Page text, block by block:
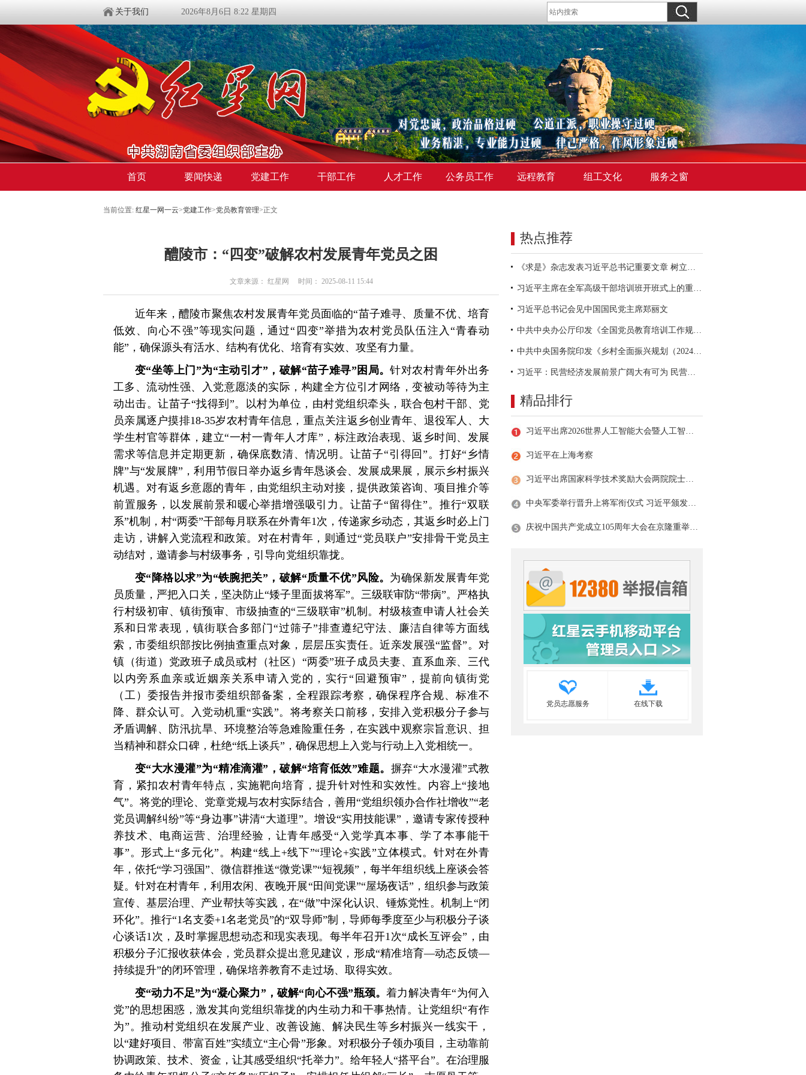
关于我们 2026年8月6日 8:22 星期四
首页 要闻快递 党建工作 干部工作 人才工作 公务员工作 远程教育 组工文化 服务之窗
当前位置: 红星一网一云>党建工作>党员教育管理>正文
醴陵市：“四变”破解农村发展青年党员之困
文章来源： 红星网 时间： 2025-08-11 15:44
近年来，醴陵市聚焦农村发展青年党员面临的“苗子难寻、质量不优、培育
低效、向心不强”等现实问题，通过“四变”举措为农村党员队伍注入“青春动
能”，确保源头有活水、结构有优化、培育有实效、攻坚有力量。
变“坐等上门”为“主动引才”，破解“苗子难寻”困局。针对农村青年外出务
工多、流动性强、入党意愿淡的实际，构建全方位引才网络，变被动等待为主
动出击。让苗子“找得到”。以村为单位，由村党组织牵头，联合包村干部、党
员亲属逐户摸排18-35岁农村青年信息，重点关注返乡创业青年、退役军人、大
学生村官等群体，建立“一村一青年人才库”，标注政治表现、返乡时间、发展
需求等信息并定期更新，确保底数清、情况明。让苗子“引得回”。打好“乡情
牌”与“发展牌”，利用节假日举办返乡青年恳谈会、发展成果展，展示乡村振兴
机遇。对有返乡意愿的青年，由党组织主动对接，提供政策咨询、项目推介等
前置服务，以发展前景和暖心举措增强吸引力。让苗子“留得住”。推行“双联
系”机制，村“两委”干部每月联系在外青年1次，传递家乡动态，其返乡时必上门
走访，讲解入党流程和政策。对在村青年，则通过“党员联户”安排骨干党员主
动结对，邀请参与村级事务，引导向党组织靠拢。
变“降格以求”为“铁腕把关”，破解“质量不优”风险。 为确保新发展青年党
员质量，严把入口关，坚决防止“矮子里面拔将军”。三级联审防“带病”。严格执
行村级初审、镇街预审、市级抽查的“三级联审”机制。村级核查申请人社会关
系和日常表现，镇街联合多部门“过筛子”排查遵纪守法、廉洁自律等方面线
索，市委组织部按比例抽查重点对象，层层压实责任。近亲发展强“监督”。对
镇（街道）党政班子成员或村（社区）“两委”班子成员夫妻、直系血亲、三代
以内旁系血亲或近姻亲关系申请入党的，实行“回避预审”，提前向镇街党
（工）委报告并报市委组织部备案，全程跟踪考察，确保程序合规、标准不
降、群众认可。入党动机重“实践”。将考察关口前移，安排入党积极分子参与
矛盾调解、防汛抗旱、环境整治等急难险重任务，在实践中观察宗旨意识、担
当精神和群众口碑，杜绝“纸上谈兵”，确保思想上入党与行动上入党相统一。
变“大水漫灌”为“精准滴灌”，破解“培育低效”难题。 摒弃“大水漫灌”式教
育，紧扣农村青年特点，实施靶向培育，提升针对性和实效性。内容上“接地
气”。将党的理论、党章党规与农村实际结合，善用“党组织领办合作社增收”“老
党员调解纠纷”等“身边事”讲清“大道理”。增设“实用技能课”，邀请专家传授种
养技术、电商运营、治理经验，让青年感受“入党学真本事、学了本事能干
事”。形式上“多元化”。构建“线上+线下”“理论+实践”立体模式。针对在外青
年，依托“学习强国”、微信群推送“微党课”“短视频”，每半年组织线上座谈会答
疑。针对在村青年，利用农闲、夜晚开展“田间党课”“屋场夜话”，组织参与政策
宣传、基层治理、产业帮扶等实践，在“做”中深化认识、锤炼党性。机制上“闭
环化”。推行“1名支委+1名老党员”的“双导师”制，导师每季度至少与积极分子谈
心谈话1次，及时掌握思想动态和现实表现。每半年召开1次“成长互评会”，由
积极分子汇报收获体会，党员群众提出意见建议，形成“精准培育—动态反馈—
持续提升”的闭环管理，确保培养教育不走过场、取得实效。
变“动力不足”为“凝心聚力”，破解“向心不强”瓶颈。着力解决青年“为何入
党”的思想困惑，激发其向党组织靠拢的内生动力和干事热情。让党组织“有作
为”。推动村党组织在发展产业、改善设施、解决民生等乡村振兴一线实干，
以“建好项目、带富百姓”实绩立“主心骨”形象。对积极分子领办项目，主动靠前
协调政策、技术、资金，让其感受组织“托举力”。给年轻人“搭平台”。在治理服
热点推荐
《求是》杂志发表习近平总书记重要文章 树立和践行正确政绩观
习近平主席在全军高级干部培训班开班式上的重要讲话引领全军开展思想整风、深化政治整训
习近平总书记会见中国国民党主席郑丽文
中共中央办公厅印发《全国党员教育培训工作规划（2024－2028年）》
中共中央国务院印发《乡村全面振兴规划（2024—2027年）》
习近平：民营经济发展前景广阔大有可为 民营企业和民营企业家大显身手正当其时
精品排行
习近平出席2026世界人工智能大会暨人工智能全球治理高级别会议开幕式并发表主旨讲话
习近平在上海考察
习近平出席国家科学技术奖励大会两院院士大会中国科协第十一次全国代表大会并发表重要讲话
中央军委举行晋升上将军衔仪式 习近平颁发命令状并向晋衔的军官表示祝贺
庆祝中国共产党成立105周年大会在京隆重举行 习近平发表重要讲话
党员志愿服务 在线下载